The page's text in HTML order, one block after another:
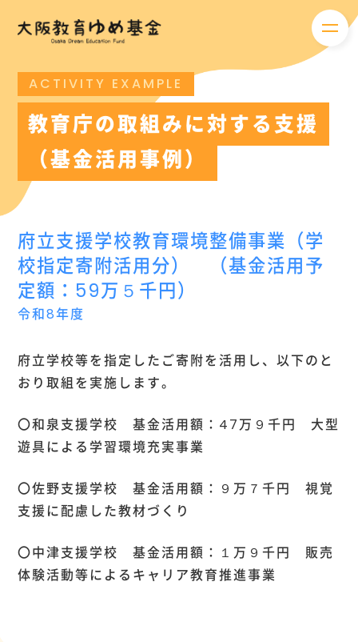
メニ
ACTIVITY EXAMPLE
教育庁の取組みに対する支援
（基金活用事例）
府立支援学校教育環境整備事業（学
校指定寄附活用分） （基金活用予
定額：59万５千円）
令和8年度
府立学校等を指定したご寄附を活用し、以下のと
おり取組を実施します。
〇和泉支援学校 基金活用額：47万９千円 大型
遊具による学習環境充実事業
〇佐野支援学校 基金活用額：９万７千円 視覚
支援に配慮した教材づくり
〇中津支援学校 基金活用額：１万９千円 販売
体験活動等によるキャリア教育推進事業